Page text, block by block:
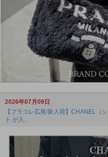
2026年07月09日
【ブラコレ広尾/新入荷】CHANEL（
ト が入...